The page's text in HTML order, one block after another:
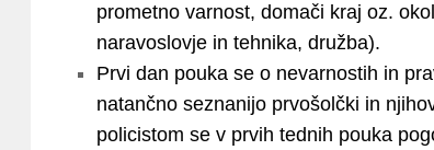
prometno varnost, domači kraj oz.
naravoslovje in tehnika, družba).
Prvi dan pouka se o nevarnostih in
natančno seznanijo prvošolčki in
policistom se v prvih tednih pouka